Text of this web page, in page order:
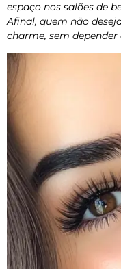
espaço nos salões de
Afinal, quem não
charme, sem